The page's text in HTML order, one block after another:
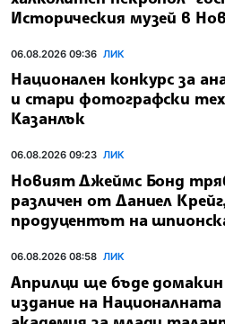
Историческия музей в
06.08.2026 09:36 ЛИК
Национален конкурс за
и стари фотографски
Казанлък
06.08.2026 09:23 ЛИК
Новият Джеймс Бонд
различен от Даниел
продуцентът на
06.08.2026 08:58 ЛИК
Априлци ще бъде
издание на